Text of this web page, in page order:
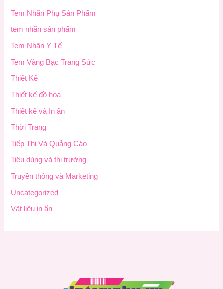
Tem Nhãn Phụ Sản Phẩm
tem nhãn sản phẩm
Tem Nhãn Y Tế
Tem Vàng Bạc Trang Sức
Thiết Kế
Thiết kế đồ họa
Thiết kế và In ấn
Thời Trang
Tiếp Thị Và Quảng Cáo
Tiêu dùng và thị trường
Truyền thông và Marketing
Uncategorized
Vật liệu in ấn